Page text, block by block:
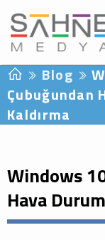
Blog
Çubuğundan
Kaldırma
Windows
Hava